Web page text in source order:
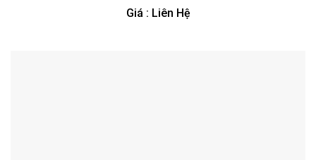
Giá : Liên Hệ